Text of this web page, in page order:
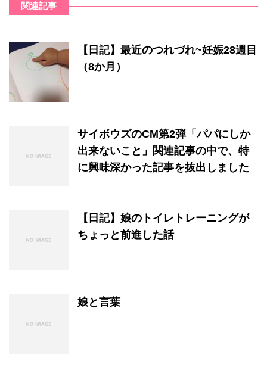
関連記事
【日記】最近のつれづれ~妊娠28週目
（8か月）
サイボウズのCM第2弾「パパにしか
出来ないこと」関連記事の中で、特
に興味深かった記事を抜出しました
【日記】娘のトイレトレーニングが
ちょっと前進した話
娘と言葉